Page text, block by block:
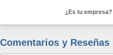
¿Es tu empresa?
Comentarios y Reseñas